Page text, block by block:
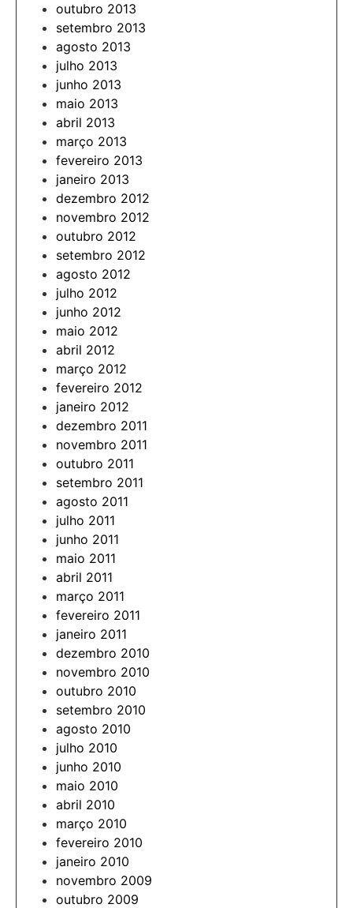
outubro 2013
setembro 2013
agosto 2013
julho 2013
junho 2013
maio 2013
abril 2013
março 2013
fevereiro 2013
janeiro 2013
dezembro 2012
novembro 2012
outubro 2012
setembro 2012
agosto 2012
julho 2012
junho 2012
maio 2012
abril 2012
março 2012
fevereiro 2012
janeiro 2012
dezembro 2011
novembro 2011
outubro 2011
setembro 2011
agosto 2011
julho 2011
junho 2011
maio 2011
abril 2011
março 2011
fevereiro 2011
janeiro 2011
dezembro 2010
novembro 2010
outubro 2010
setembro 2010
agosto 2010
julho 2010
junho 2010
maio 2010
abril 2010
março 2010
fevereiro 2010
janeiro 2010
novembro 2009
outubro 2009